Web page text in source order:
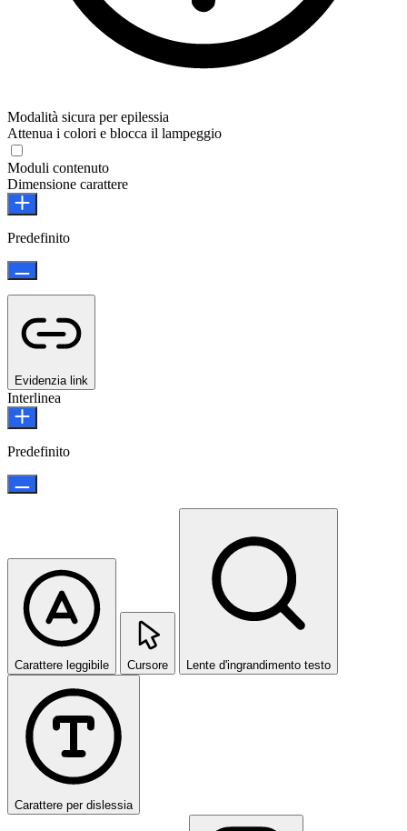
Modalità sicura per epilessia
Attenua i colori e blocca il lampeggio
Moduli contenuto
Dimensione carattere
Predefinito
Evidenzia link
Interlinea
Predefinito
Carattere leggibile Cursore Lente d'ingrandimento testo
Carattere per dislessia